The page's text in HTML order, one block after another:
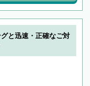
と迅速・正確なご対